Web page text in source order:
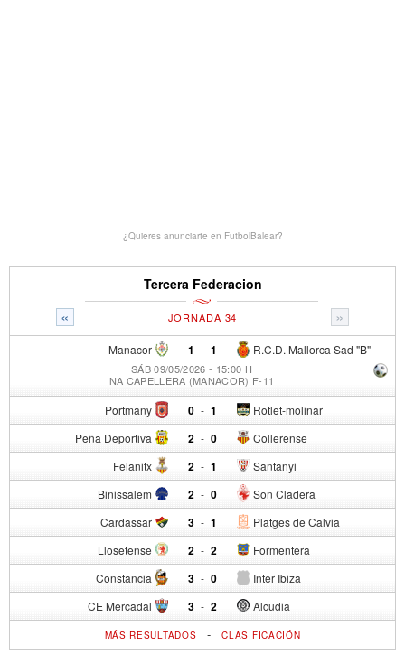
¿Quieres anunciarte en FutbolBalear?
Tercera Federacion
« »
JORNADA 34
Manacor 1 - R.C.D. Mallorca Sad "B"
1
SÁB 09/05/2026 - 15:00 H
NA CAPELLERA (MANACOR) F-11
Portmany 0 - Rotlet-molinar
1
Peña Deportiva 2 - Collerense
0
Felanitx 2 - Santanyi
1
Binissalem 2 - Son Cladera
0
Cardassar 3 - Platges de Calvia
1
Llosetense 2 - Formentera
2
Constancia 3 - Inter Ibiza
0
CE Mercadal 3 - Alcudia
2
MÁS RESULTADOS -CLASIFICACIÓN